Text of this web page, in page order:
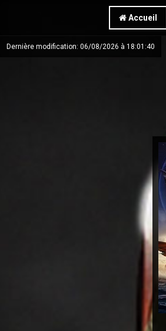
Accueil
Dernière modification: 06/08/2026 à 18:01:40